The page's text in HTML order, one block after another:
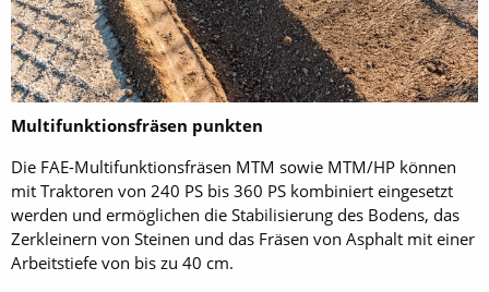
Multifunktionsfräsen punkten
Die FAE-Multifunktionsfräsen MTM sowie MTM/HP können
mit Traktoren von 240 PS bis 360 PS kombiniert eingesetzt
werden und ermöglichen die Stabilisierung des Bodens, das
Zerkleinern von Steinen und das Fräsen von Asphalt mit einer
Arbeitstiefe von bis zu 40 cm.